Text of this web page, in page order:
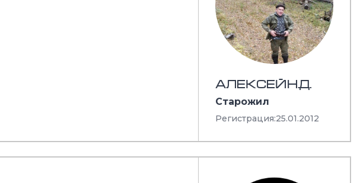
АЛЕКСЕЙН.Д.
Старожил
Регистрация:25.01.2012